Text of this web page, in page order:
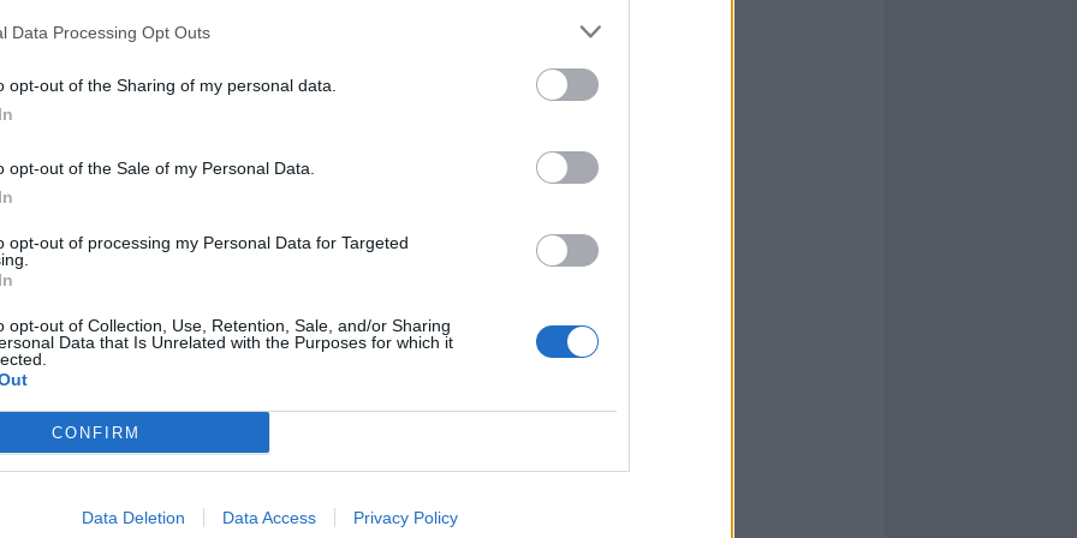
Data Processing Opt Outs
opt-out of the Sharing of my personal data.
opt-out of the Sale of my Personal Data.
opt-out of processing my Personal Data for Targeted
opt-out of Collection, Use, Retention, Sale, and/or Sharing
Data that Is Unrelated with the Purposes for which it
CONFIRM
Data Deletion Data Access Privacy Policy
Saranno i cittadini, al
saranno anche senatori. I 95 senatori
tra le Regioni in base ad un criterio
I nuovi senatori godranno delle stesse
Non potranno essere arrestati o
Sono abolite le materie di
concorrente tra Stato e Regioni e
strategiche. Inoltre, su proposta del
potrà approvare leggi anche nei
delle Regioni, "quando lo
dell'unità giuridica o economica
ovvero la tutela dell'interesse
I Regolamenti parlamentari
vengono introdotti limiti al governo sui